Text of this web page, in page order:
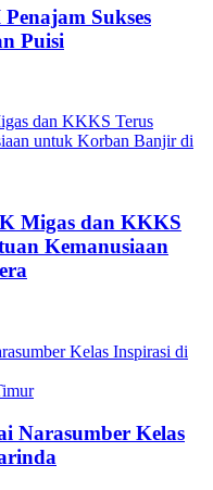
Sukses
Puisi
Migas dan KKKS
Kemanusiaan
Narasumber Kelas